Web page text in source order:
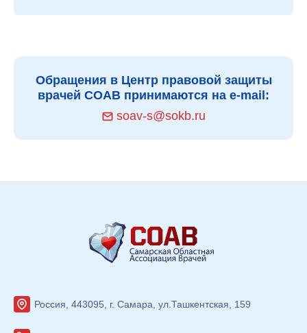
Обращения в Центр правовой защиты
врачей СОАВ принимаются на e-mail:
soav-s@sokb.ru
Россия, 443095, г. Самара, ул.Ташкентская, 159